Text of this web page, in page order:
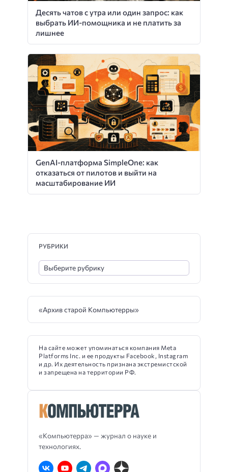
Десять чатов с утра или один запрос: как
выбрать ИИ-помощника и не платить за
лишнее
GenAI-платформа SimpleOne: как
отказаться от пилотов и выйти на
масштабирование ИИ
«Компьютерра» — журнал о науке и
технологиях.
РУБРИКИ
«Архив старой Компьютерры»
На сайте может упоминаться компания Meta
Platforms Inc. и ее продукты Facebook, Instagram
и др. Их деятельность признана экстремистской
и запрещена на территории РФ.